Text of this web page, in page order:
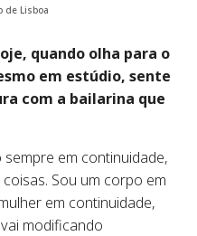
de Lisboa
quando olha para o
em estúdio, sente
com a bailarina que
sempre em continuidade,
Sou um corpo em
em continuidade,
modificando